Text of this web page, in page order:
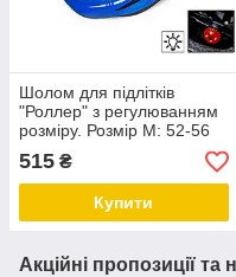
Шолом для підлітків
"Роллер" з регулюванням
розміру. Розмір M: 52-56
см. Синій колір.
515 ₴
Купити
Акційні пропозиції та